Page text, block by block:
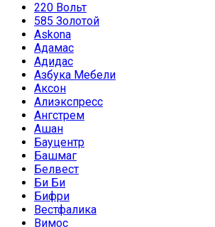
220 Вольт
585 Золотой
Askona
Адамас
Адидас
Азбука Мебели
Аксон
Алиэкспресс
Ангстрем
Ашан
Бауцентр
Башмаг
Белвест
Би Би
Бифри
Вестфалика
Вимос